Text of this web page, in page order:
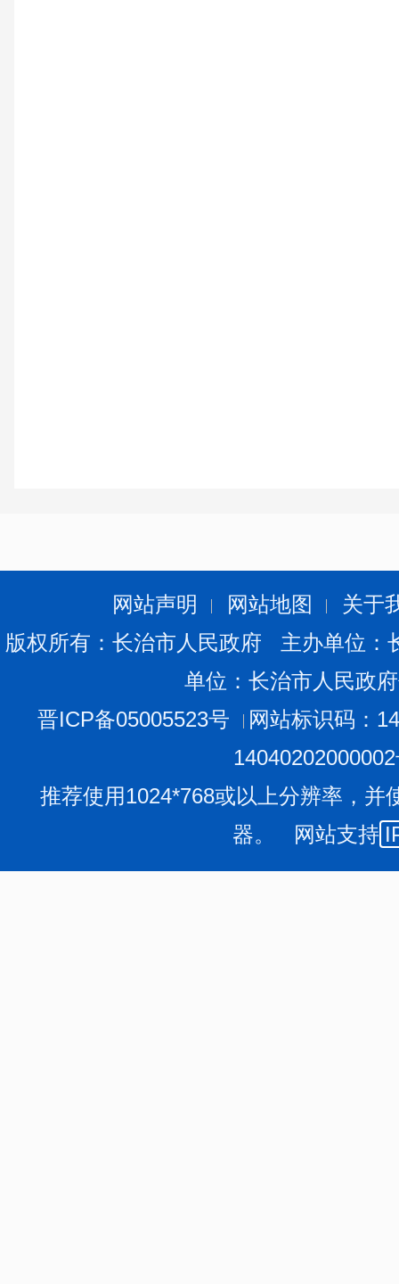
网站声明 网站地图
关于
版权所有：长治市人民政府 主办单位
单位：长治市人民政
晋ICP备05005523号
网站标识码：
推荐使用1024*768或以上分辨率，并
器。 网站支持